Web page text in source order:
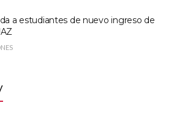
a estudiantes de nuevo ingreso de